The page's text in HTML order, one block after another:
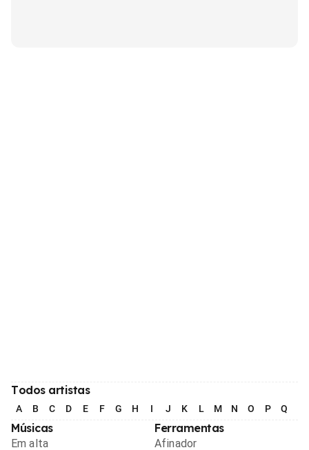
Todos artistas
A B C D E F G H I J K L M N O P Q
Músicas
Em alta
Ferramentas
Afinador